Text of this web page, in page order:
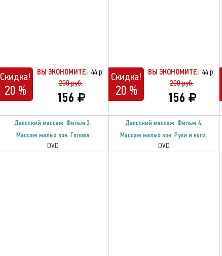
Скидка!
20 %
ВЫ ЭКОНОМИТЕ: 44 р.
200 руб.
156
Скидка!
20 %
ВЫ ЭКОНОМИТЕ: 44 р.
200 руб.
156
Даосский массаж. Фильм 3.
Массаж малых зон. Голова
DVD
Даосский массаж. Фильм 4.
Массаж малых зон. Руки и ноги.
DVD